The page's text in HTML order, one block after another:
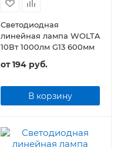
Светодиодная
линейная лампа WOLTA
10Вт 1000лм G13 600мм
от194 руб.
В корзину